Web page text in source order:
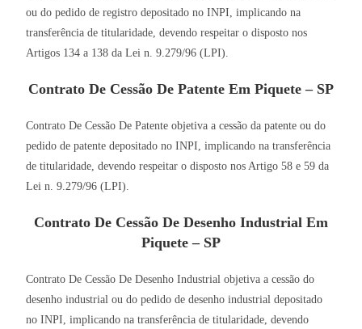
ou do pedido de registro depositado no INPI, implicando na
transferência de titularidade, devendo respeitar o disposto nos
Artigos 134 a 138 da Lei n. 9.279/96 (LPI).
Contrato De Cessão De Patente Em Piquete – SP
Contrato De Cessão De Patente objetiva a cessão da patente ou do
pedido de patente depositado no INPI, implicando na transferência
de titularidade, devendo respeitar o disposto nos Artigo 58 e 59 da
Lei n. 9.279/96 (LPI).
Contrato De Cessão De Desenho Industrial Em
Piquete – SP
Contrato De Cessão De Desenho Industrial objetiva a cessão do
desenho industrial ou do pedido de desenho industrial depositado
no INPI, implicando na transferência de titularidade, devendo